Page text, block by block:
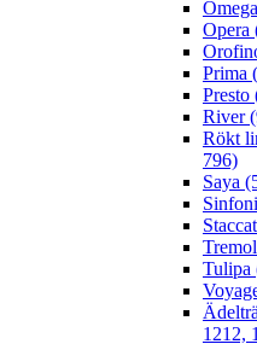
Opera
Prima
Presto
River
Rökt
796)
Saya
Tulipa
1212,